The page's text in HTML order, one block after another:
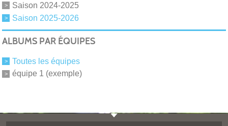
Saison 2024-2025
Saison 2025-2026
ALBUMS PAR ÉQUIPES
Toutes les équipes
équipe 1 (exemple)